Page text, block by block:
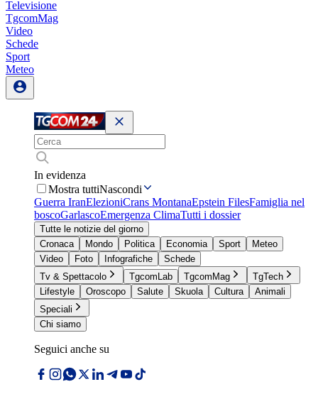
Televisione
TgcomMag
Video
Schede
Sport
Meteo
In evidenza
Mostra tuttiNascondi
Guerra IranElezioniCrans MontanaEpstein FilesFamiglia nel
boscoGarlascoEmergenza ClimaTutti i dossier
Tutte le notizie del giorno
Cronaca
Mondo Politica Economia Sport
Meteo
Video
Foto Infografiche
Schede
Tv & Spettacolo
TgcomLab TgcomMag
TgTech
Lifestyle
Oroscopo Salute Skuola Cultura
Animali
Speciali
Chi siamo
Seguici anche su